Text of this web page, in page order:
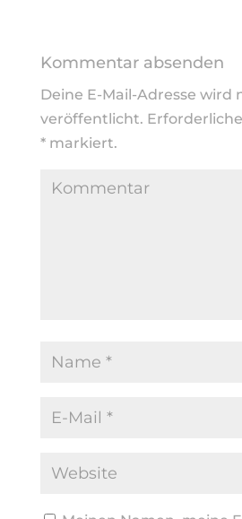
Kommentar absenden
Deine E-Mail-Adresse wird
veröffentlicht.
*markiert.